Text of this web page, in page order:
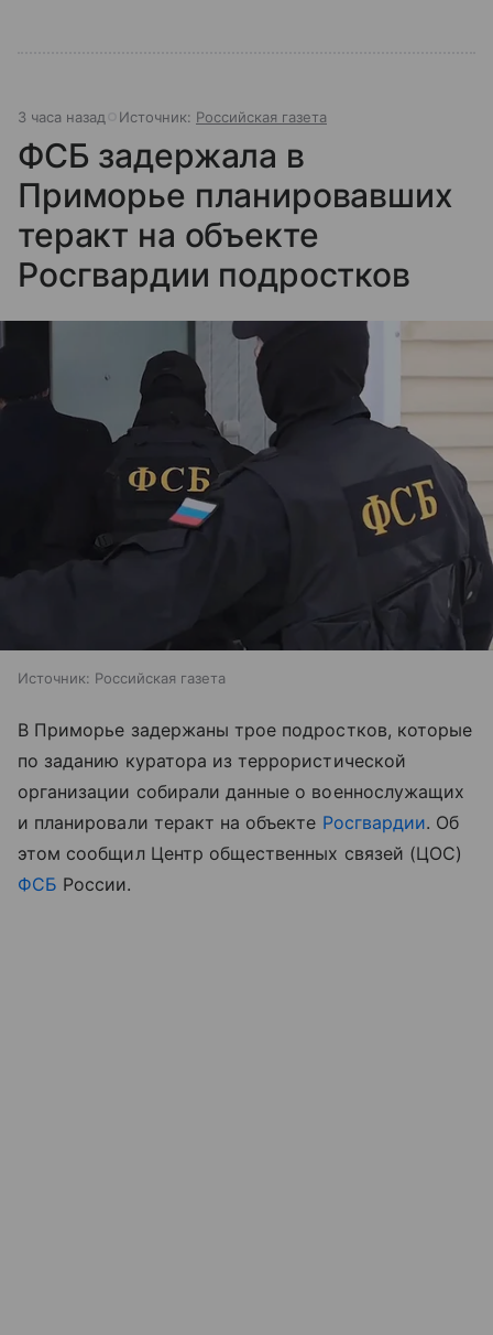
3 часа назад Источник: Российская газета
ФСБ задержала в
Приморье планировавших
теракт на объекте
Росгвардии подростков
Источник: Российская газета
В Приморье задержаны трое подростков, которые
по заданию куратора из террористической
организации собирали данные о военнослужащих
и планировали теракт на объекте Росгвардии. Об
этом сообщил Центр общественных связей (ЦОС)
ФСБ России.